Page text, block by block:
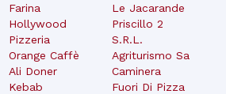
Farina
Hollywood
Pizzeria
Orange Caffè
Ali Doner
Kebab
Le Jacarande
Priscillo 2
S.R.L.
Agriturismo Sa
Caminera
Fuori Di Pizza